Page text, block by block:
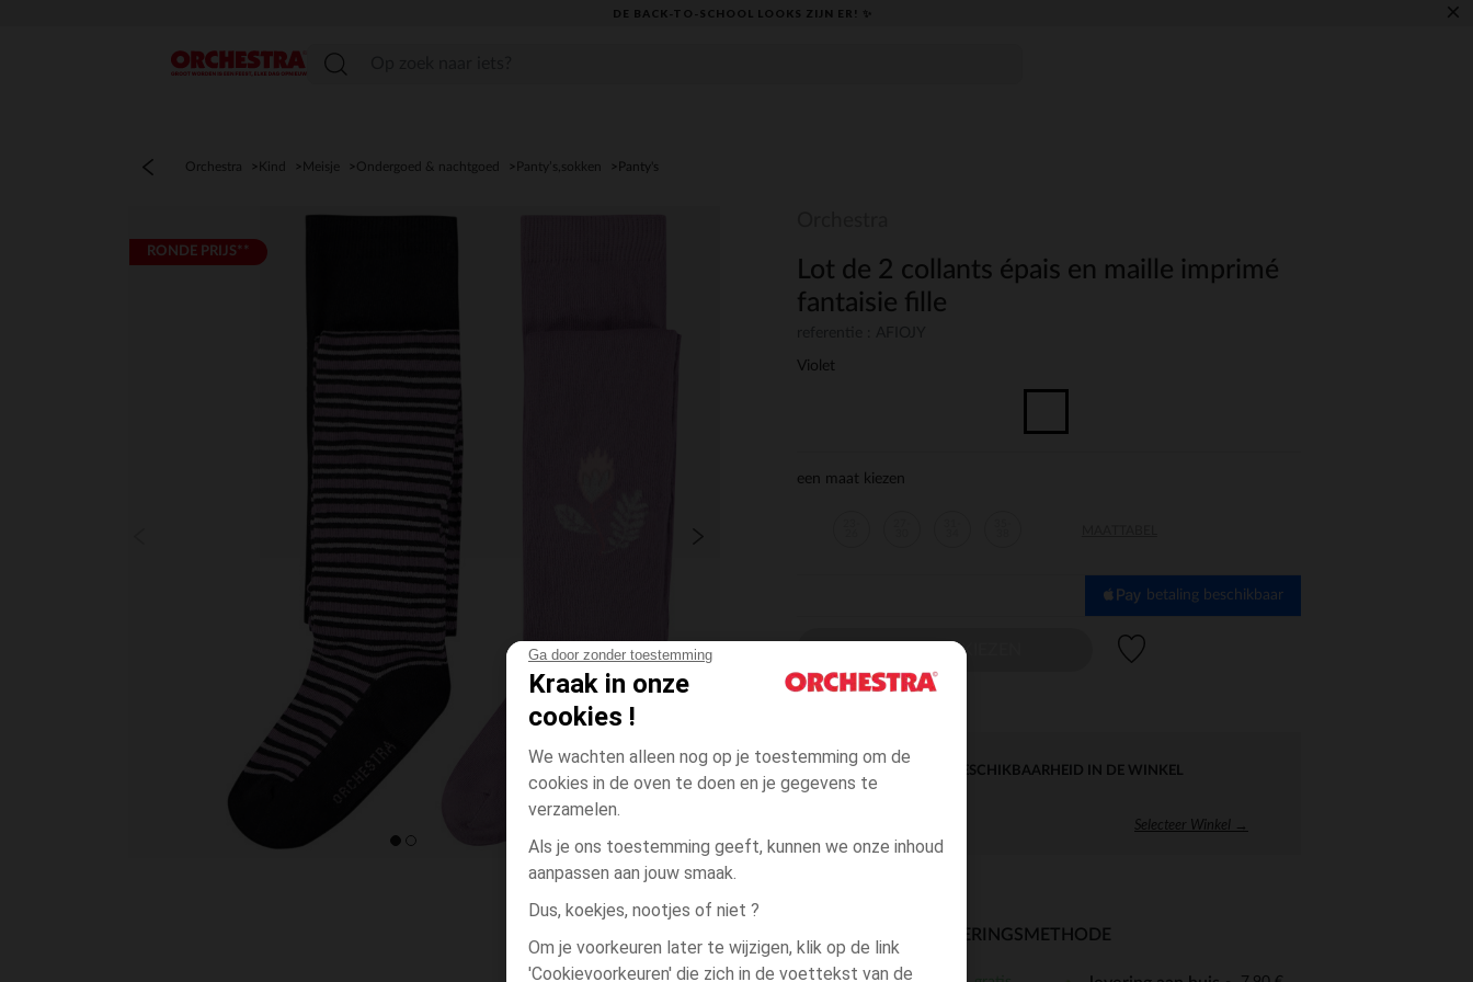
Ga door zonder toestemming
Kraak in onze
cookies !
We wachten alleen nog op je toestemming om de
cookies in de oven te doen en je gegevens te
verzamelen.
Als je ons toestemming geeft, kunnen we onze inhoud
aanpassen aan jouw smaak.
Dus, koekjes, nootjes of niet ?
Om je voorkeuren later te wijzigen, klik op de link
'Cookievoorkeuren' die zich in de voettekst van de
DE BACK-TO-SCHOOL LOOKS ZIJN ER! ✨ ×
menu
Orchestra Kind Meisje Ondergoed & nachtgoed Panty’s,sokken Panty's
RONDE PRIJS**
Lot de 2 collants épais en maille imprimé
fantaisie fille
Violet
een maat kiezen
betaling beschikbaar
EEN MAAT KIEZEN
DIRECTE BESCHIKBAARHEID IN DE WINKEL
Selecteer Winkel →
BESCHIKBAARE LEVERINGSMETHODE